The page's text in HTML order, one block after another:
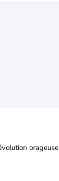
orageuse